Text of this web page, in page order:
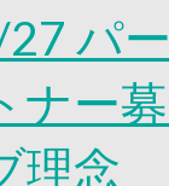
パ
ナー
理念